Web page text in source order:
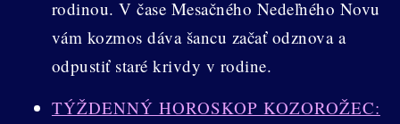
rodinou. V čase Mesačného Nedeľného Novu
vám kozmos dáva šancu začať odznova a
odpustiť staré krivdy v rodine.
TÝŽDENNÝ HOROSKOP KOZOROŽEC: